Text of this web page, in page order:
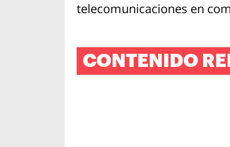
telecomunicaciones en
CONTENIDO